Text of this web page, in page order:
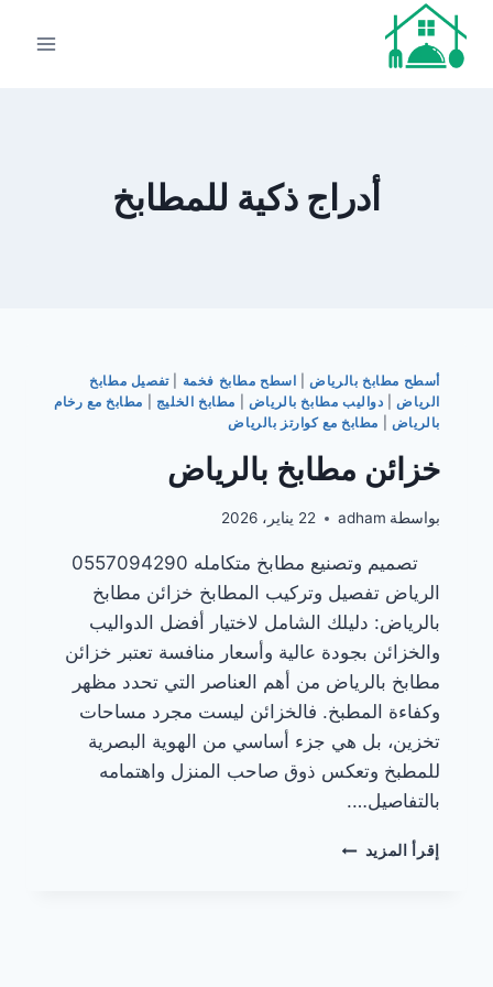
التجاوز
المحتوى
أدراج ذكية للمطابخ
أسطح مطابخ بالرياض| اسطح مطابخ فخمة |تفصيل مطابخ
الرياض| دواليب مطابخ بالرياض مطابخ الخليج
مطابخ مع رخام
بالرياض
مطابخ مع كوارتز بالرياض
خزائن مطابخ بالرياض
بواسطة adham 22 يناير، 2026
تصميم وتصنيع مطابخ متكامله 0557094290
الرياض تفصيل وتركيب المطابخ خزائن مطابخ
بالرياض: دليلك الشامل لاختيار أفضل الدواليب
والخزائن بجودة عالية وأسعار منافسة تعتبر خزائن
مطابخ بالرياض من أهم العناصر التي تحدد مظهر
وكفاءة المطبخ. فالخزائن ليست مجرد مساحات
تخزين، بل هي جزء أساسي من الهوية البصرية
للمطبخ وتعكس ذوق صاحب المنزل واهتمامه
بالتفاصيل….
إقرأ المزيد خزائن